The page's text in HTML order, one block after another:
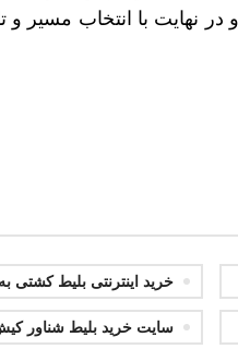
خرید اینترنتی بلیط کشتی
سایت خرید بلیط شناور